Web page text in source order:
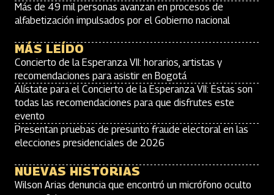
Más de 49 mil personas avanzan en procesos de
alfabetización impulsados por el Gobierno nacional
MÁS LEÍDO
Concierto de la Esperanza VII: horarios, artistas y
recomendaciones para asistir en Bogotá
Alístate para el Concierto de la Esperanza VII: Estas son
todas las recomendaciones para que disfrutes este
evento
Presentan pruebas de presunto fraude electoral en las
elecciones presidenciales de 2026
NUEVAS HISTORIAS
Wilson Arias denuncia que encontró un micrófono oculto